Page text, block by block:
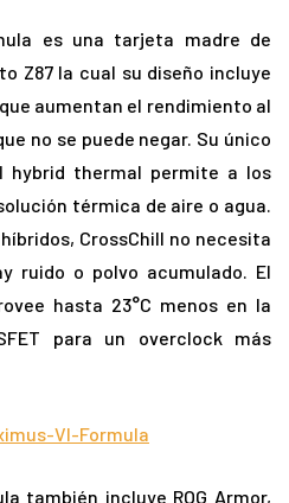
es una tarjeta madre de
Z87 la cual su diseño incluye
aumentan el rendimiento al
no se puede negar. Su único
hybrid thermal permite a los
térmica de aire o agua.
CrossChill no necesita
ruido o polvo acumulado. El
hasta 23°C menos en la
para un overclock más
también incluye ROG Armor,